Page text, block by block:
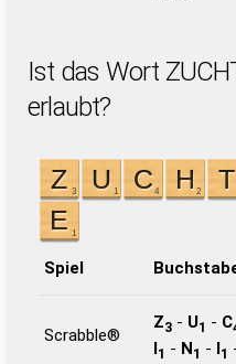
Ist das Wort
erlaubt?
Spiel
Scrabble®
Z3 - U1 - C
I1 - N1 - I1